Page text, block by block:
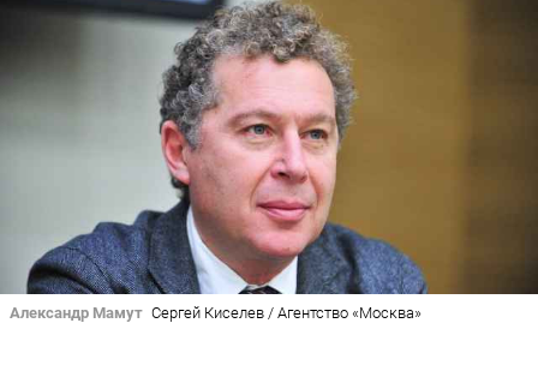
Александр Мамут Сергей Киселев / Агентство «Москва»